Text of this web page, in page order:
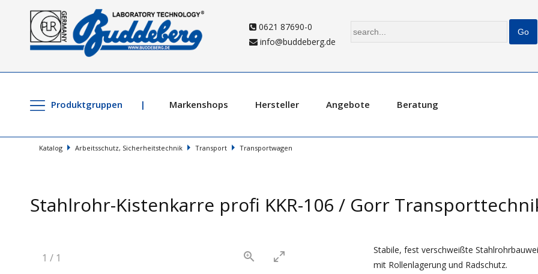
0621 87690-0
info@buddeberg.de
Produktgruppen Markenshops Hersteller Angebote Beratung
Katalog Arbeitsschutz, Sicherheitstechnik Transport Transportwagen
Stahlrohr-Kistenkarre profi KKR-106 / Gorr
Stabile, fest verschweißte
mit Rollenlagerung und Radschutz.
1 / 1